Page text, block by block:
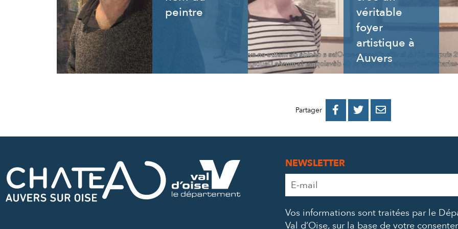
peintre
véritable
foyer
artistique à
Auvers
Partager 
PARTAGER
PARTAGER
PARTAGER
NEWSLETTER
Adresse
e-
*
Vos informations sont traitées par le
Val d’Oise, sur la base de votre